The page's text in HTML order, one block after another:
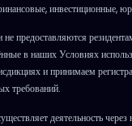
инвестиционные,
не предоставляются
в наших Условиях
и принимаем
требований.
деятельность